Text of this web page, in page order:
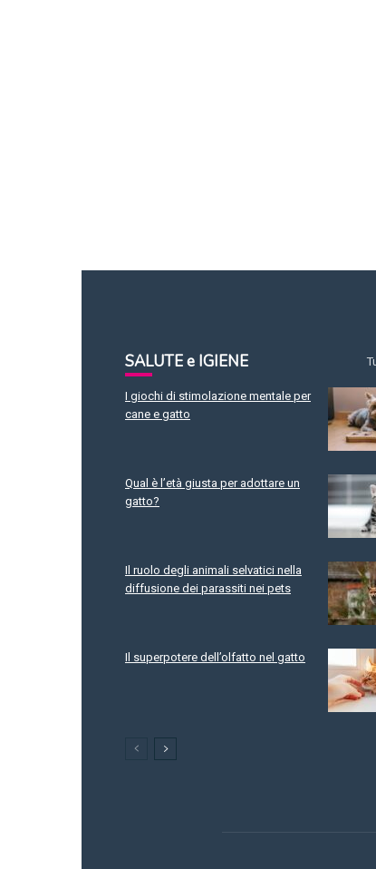
SALUTE e IGIENE
I giochi di stimolazione mentale per
cane e gatto
Qual è l’età giusta per adottare un
gatto?
Il ruolo degli animali selvatici nella
diffusione dei parassiti nei pets
Il superpotere dell’olfatto nel gatto